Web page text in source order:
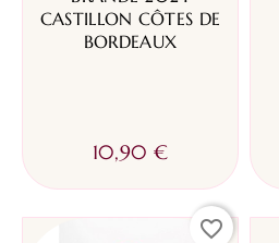
CASTILLON CÔTES DE
BORDEAUX
10,90 €
favorite_border